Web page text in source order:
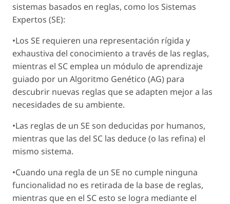
sistemas basados en reglas, como los Sistemas
Expertos (SE):
•Los SE requieren una representación rígida y
exhaustiva del conocimiento a través de las reglas,
mientras el SC emplea un módulo de aprendizaje
guiado por un Algoritmo Genético (AG) para
descubrir nuevas reglas que se adapten mejor a las
necesidades de su ambiente.
•Las reglas de un SE son deducidas por humanos,
mientras que las del SC las deduce (o las refina) el
mismo sistema.
•Cuando una regla de un SE no cumple ninguna
funcionalidad no es retirada de la base de reglas,
mientras que en el SC esto se logra mediante el